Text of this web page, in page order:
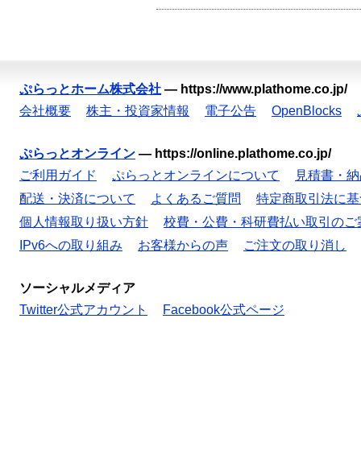
ぷらっとホーム株式会社 — https://www.plathome.co.jp/
会社概要
株主・投資家情報 電子公告 OpenBlocks
ぷらっとオンライン — https://online.plathome.co.jp/
ご利用ガイド
ぷらっとオンラインについて
見積書・
配送・決済について
よくあるご質問
特定商取引法に
個人情報取り扱い方針
校費・公費・科研費払い取引のご
IPv6への取り組み
お客様からの声 ご注文の取り消し
ソーシャルメディア
Twitter公式アカウント
Facebook公式ページ